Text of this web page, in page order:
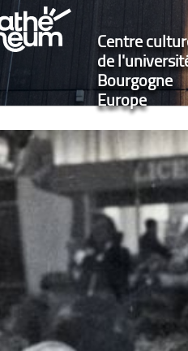
Centre
de
Bourgogne
Europe